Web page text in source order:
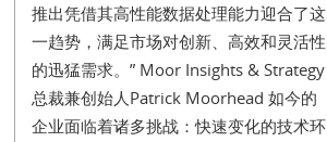
推出凭借其高性能数据处理能力迎合了这
一趋势，满足市场对创新、高效和灵活性
的迅猛需求。” Moor Insights & Strategy
总裁兼创始人Patrick Moorhead 如今的
企业面临着诸多挑战：快速变化的技术环